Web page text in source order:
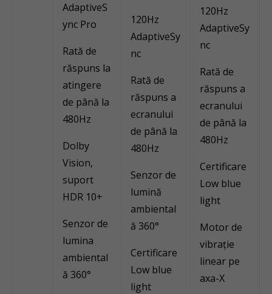
AdaptiveS
ync Pro
Rată de
răspuns la
atingere
de până la
480Hz
Dolby
Vision,
suport
HDR 10+
Senzor de
lumina
ambiental
ă 360°
120Hz
AdaptiveSy
nc
Rată de
răspuns a
ecranului
de până la
480Hz
Senzor de
lumină
ambiental
ă 360°
Certificare
Low blue
light
120Hz
AdaptiveSy
nc
Rată de
răspuns a
ecranului
de până la
480Hz
Certificare
Low blue
light
Motor de
vibrație
linear pe
axa-X